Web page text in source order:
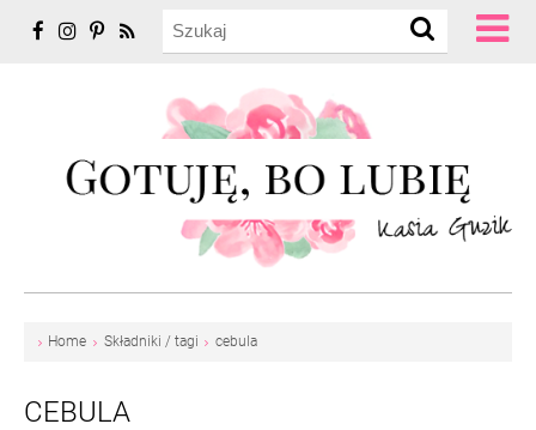
Home Składniki / tagi cebula
CEBULA